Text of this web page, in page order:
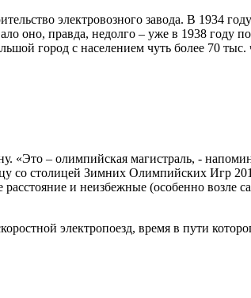
электровозного завода. В 1934
оно, правда, недолго – уже в 1938 году
город с населением чуть более 70
«Это – олимпийская магистраль, -
со столицей Зимних Олимпийских Игр
расстояние и неизбежные (особенно возле
электропоезд, время в пути